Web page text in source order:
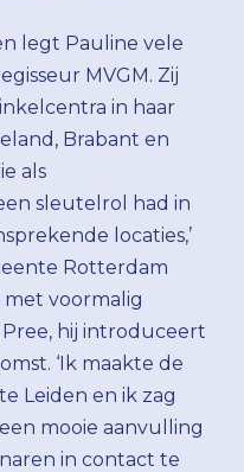
legt Pauline vele
MVGM. Zij
in haar
Brabant en
als
sleutelrol had in
locaties,’
Rotterdam
voormalig
hij introduceert
‘Ik maakte de
Leiden en ik zag
mooie aanvulling
in contact te